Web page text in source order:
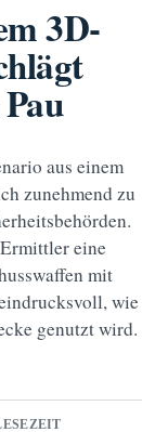
3D-
aus einem
zunehmend zu
eine
mit
wie
genutzt wird.